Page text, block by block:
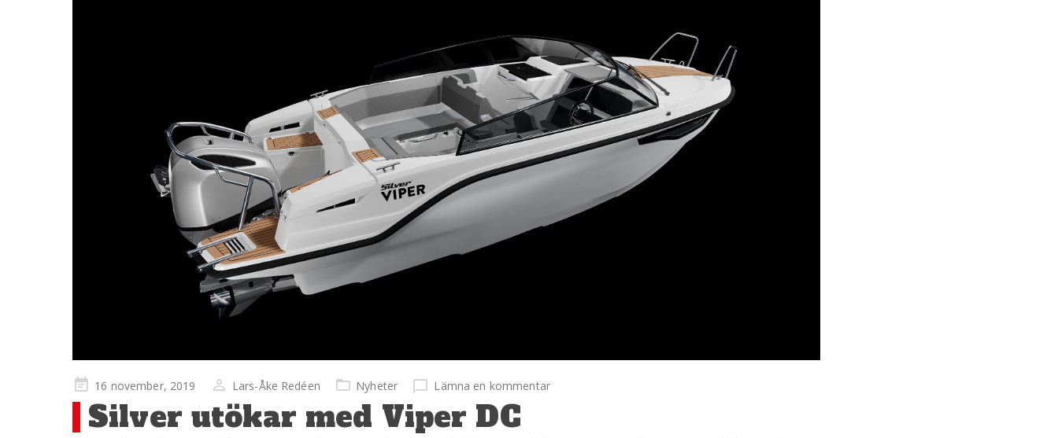
Publicerad
på
16 november, 2019 Lars-Åke Redéen Nyheter Lämna en kommentar
Silver utökar med Viper DC